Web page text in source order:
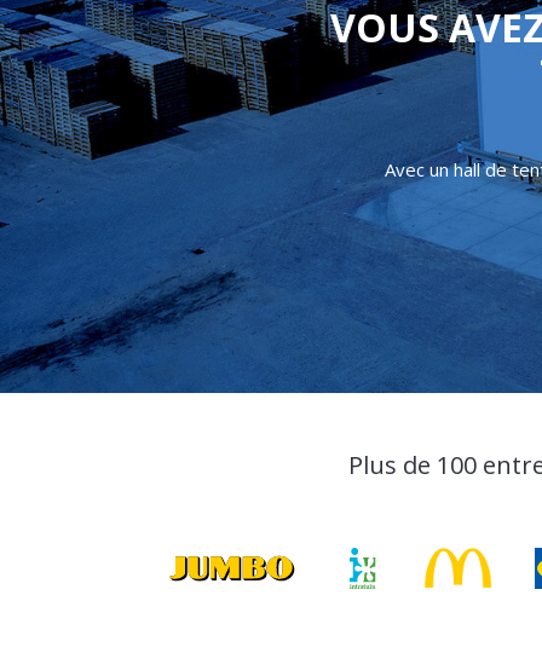
VOUS
Avec un hall de
Plus de 100